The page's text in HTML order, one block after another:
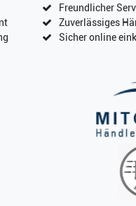
Freundlicher
Zuverlässiges
Sicher online